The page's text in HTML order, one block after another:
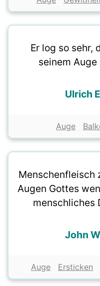
Er log so sehr,
seinem Auge
Ulrich
Auge
Menschenfleisch
Augen Gottes
menschliches
John
Auge Ersticken